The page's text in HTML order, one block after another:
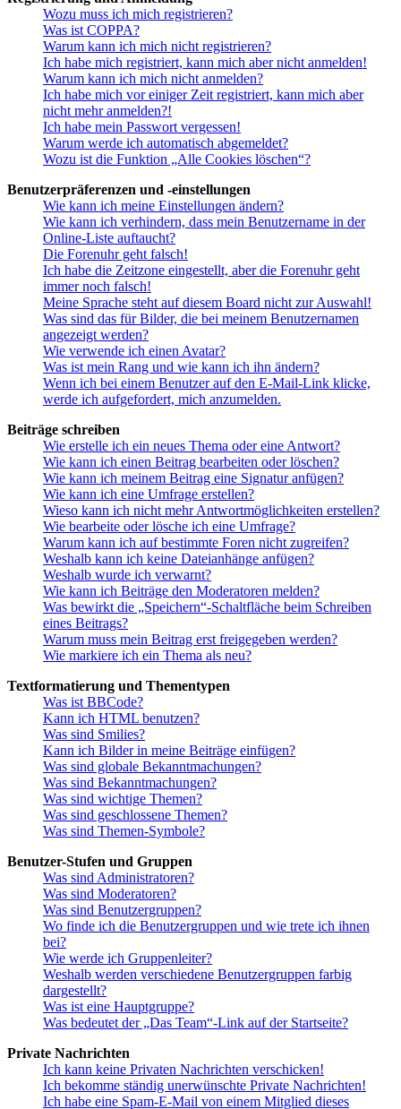
Wozu muss ich mich registrieren?
Was ist COPPA?
Warum kann ich mich nicht registrieren?
Ich habe mich registriert, kann mich aber nicht anmelden!
Warum kann ich mich nicht anmelden?
Ich habe mich vor einiger Zeit registriert, kann mich aber
nicht mehr anmelden?!
Ich habe mein Passwort vergessen!
Warum werde ich automatisch abgemeldet?
Wozu ist die Funktion „Alle Cookies löschen“?
Benutzerpräferenzen und -einstellungen
Wie kann ich meine Einstellungen ändern?
Wie kann ich verhindern, dass mein Benutzername in der
Online-Liste auftaucht?
Die Forenuhr geht falsch!
Ich habe die Zeitzone eingestellt, aber die Forenuhr geht
immer noch falsch!
Meine Sprache steht auf diesem Board nicht zur Auswahl!
Was sind das für Bilder, die bei meinem Benutzernamen
angezeigt werden?
Wie verwende ich einen Avatar?
Was ist mein Rang und wie kann ich ihn ändern?
Wenn ich bei einem Benutzer auf den E-Mail-Link klicke,
werde ich aufgefordert, mich anzumelden.
Beiträge schreiben
Wie erstelle ich ein neues Thema oder eine Antwort?
Wie kann ich einen Beitrag bearbeiten oder löschen?
Wie kann ich meinem Beitrag eine Signatur anfügen?
Wie kann ich eine Umfrage erstellen?
Wieso kann ich nicht mehr Antwortmöglichkeiten erstellen?
Wie bearbeite oder lösche ich eine Umfrage?
Warum kann ich auf bestimmte Foren nicht zugreifen?
Weshalb kann ich keine Dateianhänge anfügen?
Weshalb wurde ich verwarnt?
Wie kann ich Beiträge den Moderatoren melden?
Was bewirkt die „Speichern“-Schaltfläche beim Schreiben
eines Beitrags?
Warum muss mein Beitrag erst freigegeben werden?
Wie markiere ich ein Thema als neu?
Textformatierung und Thementypen
Was ist BBCode?
Kann ich HTML benutzen?
Was sind Smilies?
Kann ich Bilder in meine Beiträge einfügen?
Was sind globale Bekanntmachungen?
Was sind Bekanntmachungen?
Was sind wichtige Themen?
Was sind geschlossene Themen?
Was sind Themen-Symbole?
Benutzer-Stufen und Gruppen
Was sind Administratoren?
Was sind Moderatoren?
Was sind Benutzergruppen?
Wo finde ich die Benutzergruppen und wie trete ich ihnen
bei?
Wie werde ich Gruppenleiter?
Weshalb werden verschiedene Benutzergruppen farbig
dargestellt?
Was ist eine Hauptgruppe?
Was bedeutet der „Das Team“-Link auf der Startseite?
Private Nachrichten
Ich kann keine Privaten Nachrichten verschicken!
Ich bekomme ständig unerwünschte Private Nachrichten!
Ich habe eine Spam-E-Mail von einem Mitglied dieses